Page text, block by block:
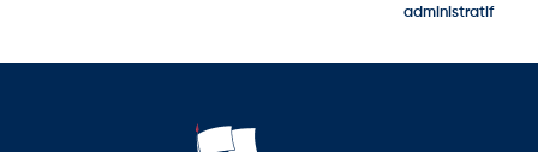
administratif